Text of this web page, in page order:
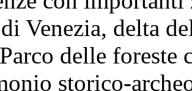
Venezia, delta
delle foreste
storico-